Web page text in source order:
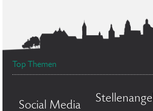
Top Themen
Social Media